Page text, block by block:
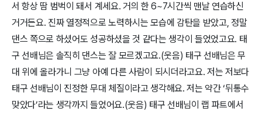
서 항상 땀 범벅이 돼서 계세요. 거의 한 6~7시간씩 맨날 연습하신
거거든요. 진짜 열정적으로 노력하시는 모습에 감탄을 받았고, 정말
댄스 쪽으로 하셨어도 성공하셨을 것 같다는 생각이 들었었고요. 태
구 선배님은 솔직히 댄스는 잘 모르겠고요.(웃음) 태구 선배님은 무
대 위에 올라가니 그냥 아예 다른 사람이 되시더라고요. 저는 저보다
태구 선배님이 진정한 무대 체질이라고 생각해요. 저는 약간 ‘뒤통수
맞았다’라는 생각까지 들었어요.(웃음) 태구 선배님이 랩 파트에서